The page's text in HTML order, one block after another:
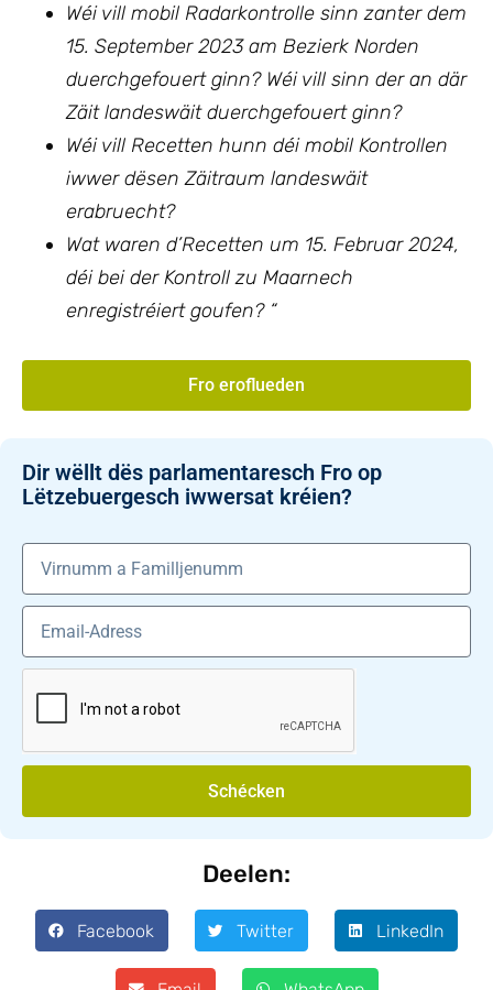
Wéi vill mobil Radarkontrolle sinn zanter dem
15. September 2023 am Bezierk Norden
duerchgefouert ginn? Wéi vill sinn der an där
Zäit landeswäit duerchgefouert ginn?
Wéi vill Recetten hunn déi mobil Kontrollen
iwwer dësen Zäitraum landeswäit
erabruecht?
Wat waren d’Recetten um 15. Februar 2024,
déi bei der Kontroll zu Maarnech
enregistréiert goufen? “
Fro eroflueden
Dir wëllt dës parlamentaresch Fro op
Lëtzebuergesch iwwersat kréien?
Schécken
Deelen:
Facebook Twitter LinkedIn